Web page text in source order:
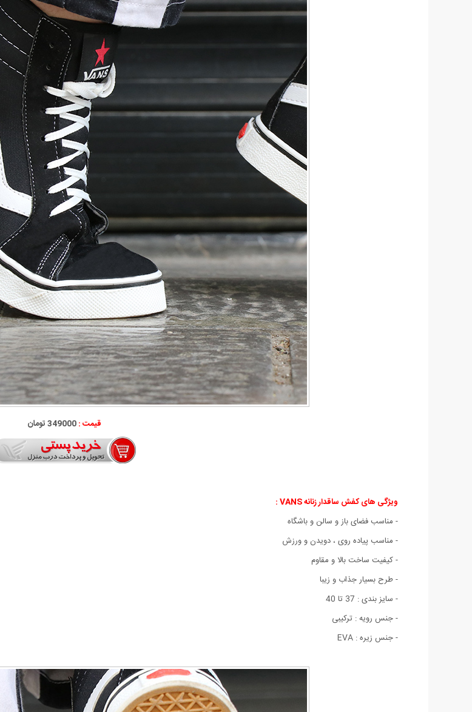
قیمت :349000 تومان
ویژگی های کفش ساقدار زنانه VANS :
- مناسب فضای باز و سالن و باشگاه
- مناسب پیاده روی ، دویدن و ورزش
- کیفیت ساخت بالا و مقاوم
- طرح بسیار جذاب و زیبا
- سایز بندی : 37 تا 40
- جنس رویه : ترکیبی
- جنس زیره : EVA